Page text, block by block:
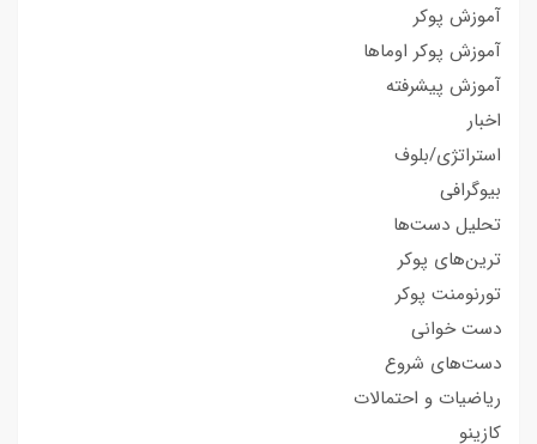
آموزش پوکر
آموزش پوکر اوماها
آموزش پیشرفته
اخبار
استراتژی/بلوف
بیوگرافی
تحلیل دست‌ها
ترین‌های پوکر
تورنومنت پوکر
دست خوانی
دست‌های شروع
ریاضیات و احتمالات
کازینو